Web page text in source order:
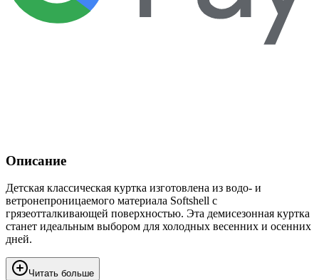
Описание
Детская классическая куртка изготовлена из водо- и
ветронепроницаемого материала Softshell с
грязеотталкивающей поверхностью. Эта демисезонная куртка
станет идеальным выбором для холодных весенних и осенних
дней.
Читать больше